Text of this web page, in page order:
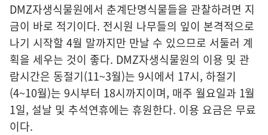
DMZ자생식물원에서 춘계단명식물들을 관찰하려면 지
금이 바로 적기이다. 전시원 나무들의 잎이 본격적으로
나기 시작할 4월 말까지만 만날 수 있으므로 서둘러 계
획을 세우는 것이 좋다. DMZ자생식물원의 이용 및 관
람시간은 동절기(11~3월)는 9시에서 17시, 하절기
(4~10월)는 9시부터 18시까지이며, 매주 월요일과 1월
1일, 설날 및 추석연휴에는 휴원한다. 이용 요금은 무료
이다.